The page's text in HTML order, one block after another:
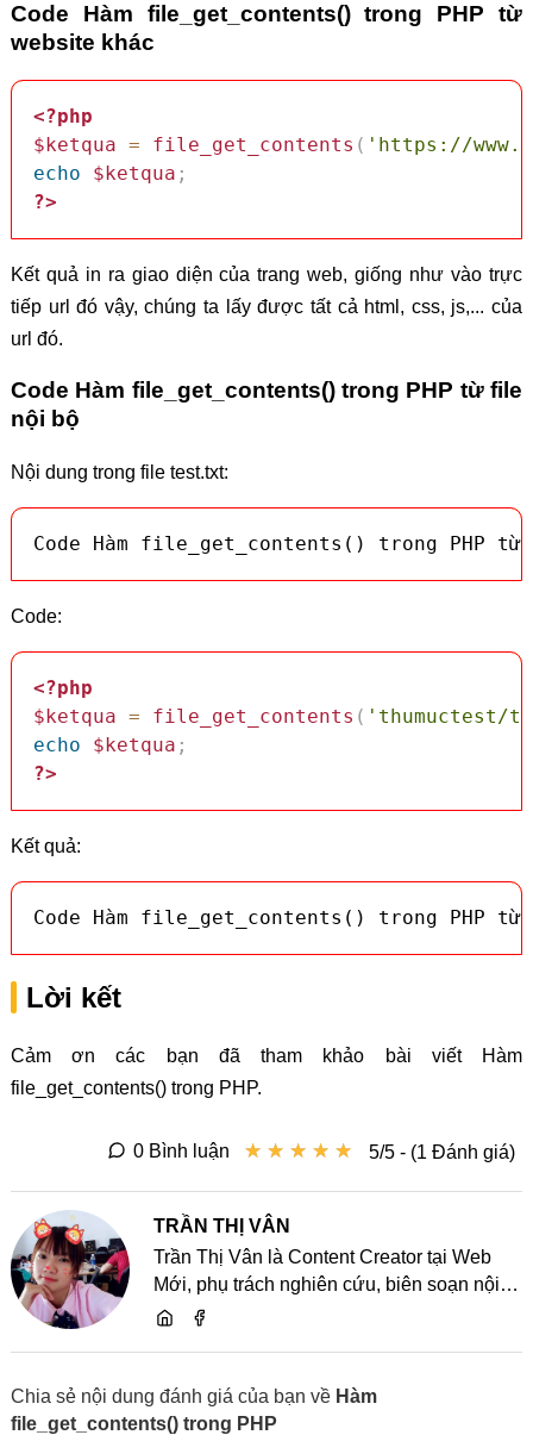
Code Hàm file_get_contents() trong PHP từ
website khác
<?php
$ketqua = file_get_contents ( 'https://
echo
$ketqua ;
?>
Kết quả in ra giao diện của trang web, giống như vào trực
tiếp url đó vậy, chúng ta lấy được tất cả html, css, js,... của
url đó.
Code Hàm file_get_contents() trong PHP từ file
nội bộ
Nội dung trong file test.txt:
Code Hàm file_get_contents() trong PHP
Code:
<?php
$ketqua = file_get_contents ( 'thumuctest/
echo
$ketqua ;
?>
Kết quả:
Code Hàm file_get_contents() trong PHP
Lời kết
Cảm ơn các bạn đã tham khảo bài viết Hàm
file_get_contents() trong PHP.
★ ★ ★ ★ ★
★ ★ ★ ★ ★ 5/5 - (1 Đánh giá)
0 Bình luận
TRẦN THỊ VÂN
Trần Thị Vân là Content Creator tại Web
Mới, phụ trách nghiên cứu, biên soạn nội
dung và chia sẻ kiến thức về website, SEO,
Chia sẻ nội dung đánh giá của bạn về Hàm
file_get_contents() trong PHP